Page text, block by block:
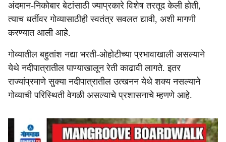
अंदमान-निकोबार बेटांसाठी ज्याप्रकारे विशेष तरतूद केली होती,
त्याच धर्तीवर गोव्यासाठीही स्वतंत्र सवलत द्यावी, अशी मागणी
करण्यात आली आहे.
गोव्यातील बहुतांश नद्या भरती-ओहोटीच्या प्रभावाखाली असल्याने
येथे नदीपात्रातील पाण्याखालून रेती काढावी लागते. इतर
राज्यांप्रमाणे सुक्या नदीपात्रातील उत्खनन येथे शक्य नसल्याने
गोव्याची परिस्थिती वेगळी असल्याचे प्रशासनाचे म्हणणे आहे.